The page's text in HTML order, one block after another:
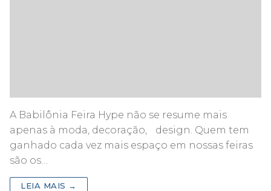
A Babilônia Feira Hype não se resume mais
apenas à moda, decoração, design. Quem tem
ganhado cada vez mais espaço em nossas feiras
são os…
LEIA MAIS →